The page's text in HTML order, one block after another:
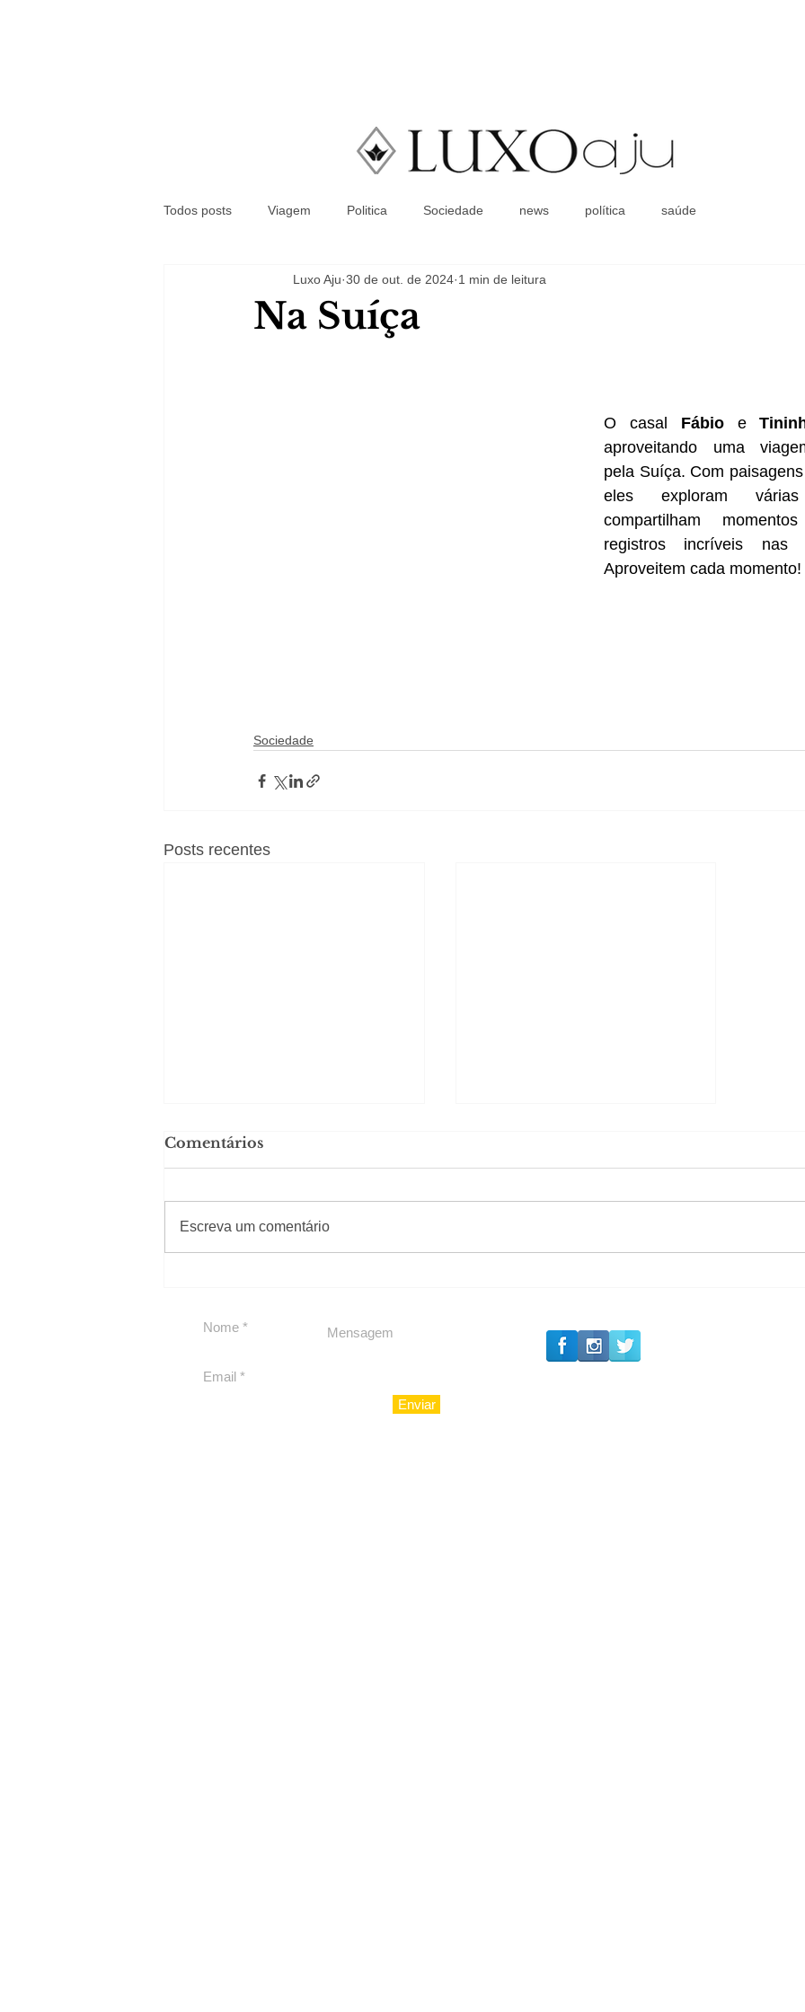
Coluna Social
Todos posts Viagem Politica Sociedade news política saúde
Na Suíça
Luxo Aju 30 de out. de 2024 1 min de leitura
O casal Fábio e
aproveitando uma
pela Suíça. Com
eles exploram
compartilham
registros incríveis nas
Aproveitem cada momento!
Sociedade
Posts recentes
Solteirou!
Comentários
Escreva um comentário
#Sugestões
Enviar